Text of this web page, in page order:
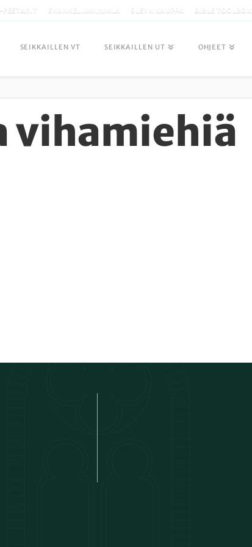
FESTARIT EVANKELIUMIJUHLA SLEYN KAUPPA BIBLE TOOLBOX
SEIKKAILLEN VT SEIKKAILLEN UT OHJEET
vihamiehiä